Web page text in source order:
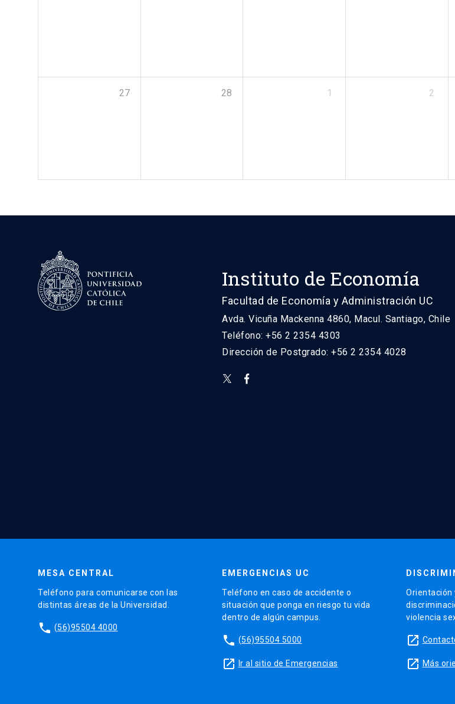
27 28 1 2
Instituto de Economía
Facultad de Economía y Administración UC
Avda. Vicuña Mackenna 4860, Macul. Santiago, Chile
Teléfono: +56 2 2354 4303
Dirección de Postgrado: +56 2 2354 4028
MESA CENTRAL
Teléfono para comunicarse con las
distintas áreas de la Universidad.
phone (56)95504 4000
EMERGENCIAS UC
Teléfono en caso de accidente o
situación que ponga en riesgo tu vida
dentro de algún campus.
phone (56)95504 5000
launch Ir al sitio de Emergencias
Orientación
violencia
launch
launch Más